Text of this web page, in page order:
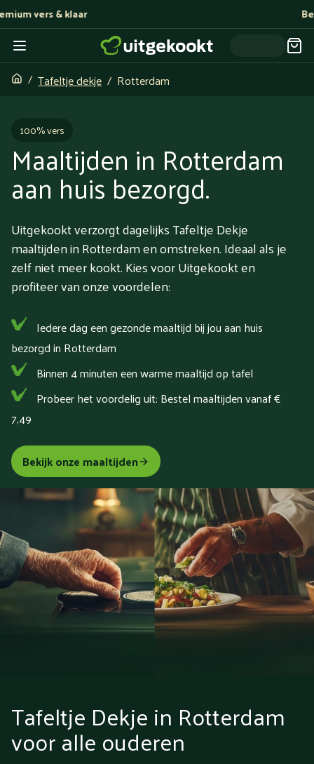
Tafeltje dekje Rotterdam
100% vers
Maaltijden in Rotterdam
aan huis bezorgd.
Uitgekookt verzorgt dagelijks Tafeltje Dekje
maaltijden in Rotterdam en omstreken. Ideaal als je
zelf niet meer kookt. Kies voor Uitgekookt en
profiteer van onze voordelen:
Iedere dag een gezonde maaltijd bij jou aan huis
bezorgd in Rotterdam
Binnen 4 minuten een warme maaltijd op tafel
Probeer het voordelig uit: Bestel maaltijden vanaf €
7,49
Bekijk onze maaltijden
Tafeltje Dekje in Rotterdam
voor alle ouderen